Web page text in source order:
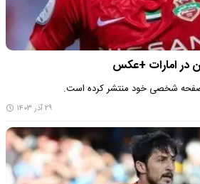
در امارات +عکس
صفحه شخصی خود منتشر کرده است.
۲۹ آذر ۱۴۰۳